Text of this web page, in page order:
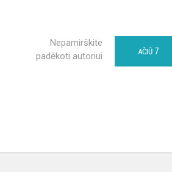
Nepamirškite
padėkoti autoriui
AČIŪ 7